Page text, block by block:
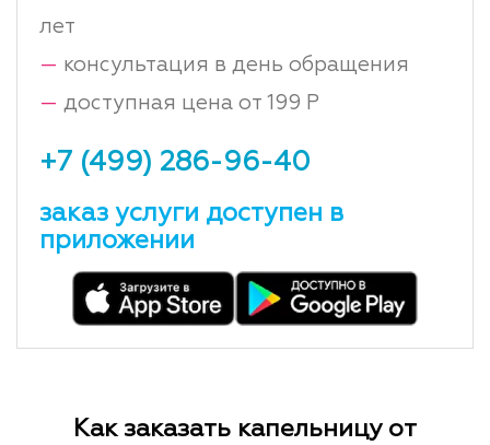
лет
— консультация в день обращения
— доступная цена от 199 Р
+7 (499) 286-96-40
заказ услуги доступен в
приложении
Как заказать капельницу от